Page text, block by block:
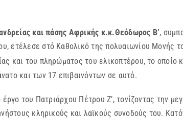
και πάσης Αφρικής κ.κ.Θεόδωρος Β’,
ετέλεσε στό Καθολικό της πολυαιωνίου Μονής
και του πληρώματος του ελικοπτέρου, το οποίο
και των 17 επιβαινόντων σε αυτό.
του Πατριάρχου Πέτρου Ζ’, τονίζοντας την
κληρικούς και λαϊκούς συνοδούς του.